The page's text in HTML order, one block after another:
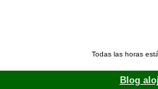
Todas las horas
Blog